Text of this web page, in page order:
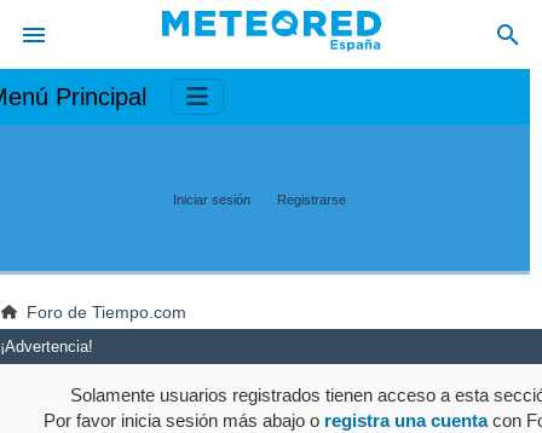
Principal
Iniciar sesión Registrarse
Foro de Tiempo.com
¡Advertencia!
Solamente usuarios registrados tienen acceso a esta
Por favor inicia sesión más abajo o registra una cuentacon